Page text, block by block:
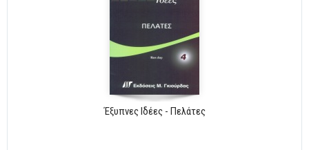
Έξυπνες Ιδέες - Πελάτες